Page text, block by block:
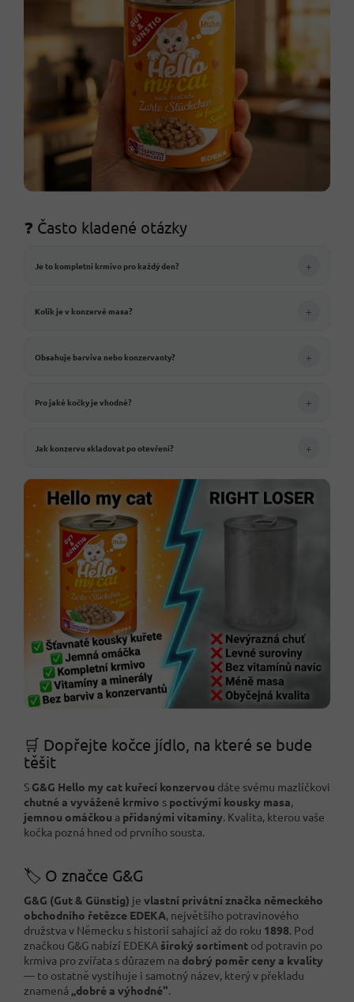
❓ Často kladené otázky
Je to kompletní krmivo pro každý den? +
Kolik je v konzervě masa? +
Obsahuje barviva nebo konzervanty? +
Pro jaké kočky je vhodné? +
Jak konzervu skladovat po otevření? +
🛒 Dopřejte kočce jídlo, na které se bude
těšit
S G&G Hello my cat kuřecí konzervou dáte svému mazlíčkovi
chutné a vyvážené krmivo s poctivými kousky masa,
jemnou omáčkou a přidanými vitaminy. Kvalita, kterou vaše
kočka pozná hned od prvního sousta.
🏷️ O značce G&G
G&G (Gut & Günstig) je vlastní privátní značka německého
obchodního řetězce EDEKA, největšího potravinového
družstva v Německu s historií sahající až do roku 1898. Pod
značkou G&G nabízí EDEKA široký sortiment od potravin po
krmiva pro zvířata s důrazem na dobrý poměr ceny a kvality
— to ostatně vystihuje i samotný název, který v překladu
znamená „dobré a výhodné".